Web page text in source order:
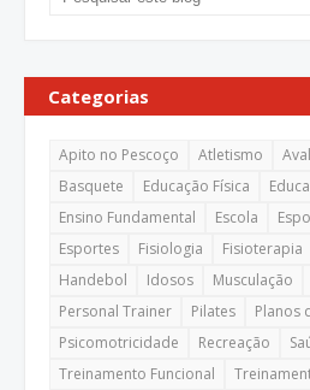
Categorias
Apito no Pescoço Atletismo
Basquete
Educação Física
Ensino Fundamental
Escola
Esportes
Fisiologia Fisioterapia
Handebol
Idosos Musculação
Personal Trainer
Pilates
Planos
Psicomotricidade
Recreação
Treinamento Funcional